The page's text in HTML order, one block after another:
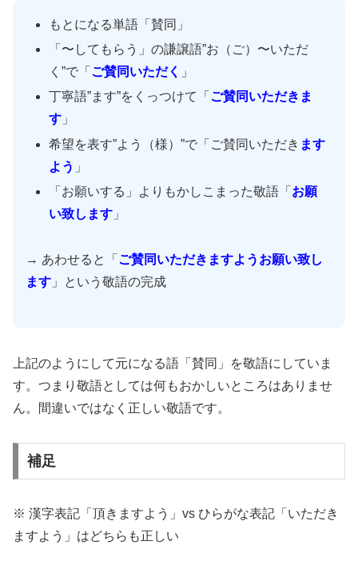
もとになる単語「賛同」
「〜してもらう」の謙譲語”お（ご）〜いただ
く”で「 ご賛同いただく
」
丁寧語”ます”をくっつけて「 ご賛同いただきま
す 」
希望を表す”よう（様）”で「ご賛同いただき ます
よう 」
「お願いする」よりもかしこまった敬語「 お願
い致します 」
→ あわせると「 ご賛同いただきますようお願い致し
ます 」という敬語の完成
上記のようにして元になる語「賛同」を敬語にしていま
す。つまり敬語としては何もおかしいところはありませ
ん。間違いではなく正しい敬語です。
補足
※ 漢字表記「頂きますよう」vs ひらがな表記「いただき
ますよう」はどちらも正しい